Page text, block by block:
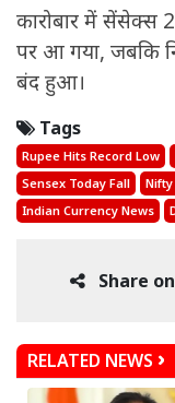
कारोबार में
पर आ गया, जबकि
बंद हुआ।
Tags
Rupee Hits Record Low
Sensex Today Fall
Nifty
Indian Currency News
Share on
RELATED NEWS